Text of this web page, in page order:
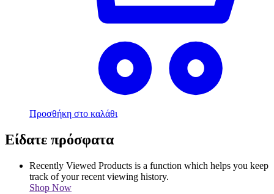
Προσθήκη στο καλάθι
Είδατε πρόσφατα
Recently Viewed Products is a function which helps you keep
track of your recent viewing history.
Shop Now